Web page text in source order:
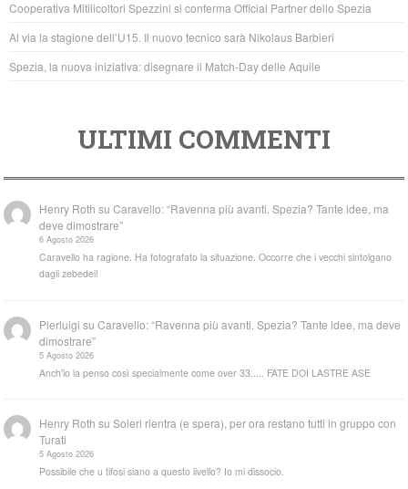
k
Cooperativa Mitilicoltori Spezzini si conferma Official Partner dello Spezia
Al via la stagione dell’U15. Il nuovo tecnico sarà Nikolaus Barbieri
Spezia, la nuova iniziativa: disegnare il Match-Day delle Aquile
ULTIMI COMMENTI
Henry Roth suCaravello: “Ravenna più avanti. Spezia? Tante idee, ma
deve dimostrare”
6 Agosto 2026
Caravello ha ragione. Ha fotografato la situazione. Occorre che i vecchi sintolgano
dagli zebedei!
Pierluigi suCaravello: “Ravenna più avanti. Spezia? Tante idee, ma deve
dimostrare”
5 Agosto 2026
Anch'io la penso così specialmente come over 33..... FATE DOI LASTRE ASE
Henry Roth suSoleri rientra (e spera), per ora restano tutti in gruppo con
Turati
5 Agosto 2026
Possibile che u tifosi siano a questo livello? Io mi dissocio.